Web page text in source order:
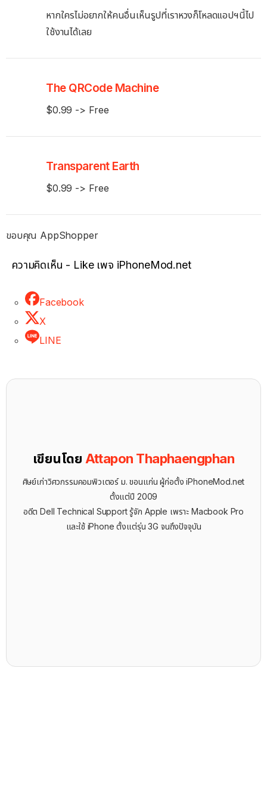
หากใครไม่อยากให้คนอื่นเห็นรูปที่เราหวงก็โหลดแอปฯนี้ไป
ใช้งานได้เลย
The QRCode Machine
$0.99 -> Free
Transparent Earth
$0.99 -> Free
ขอบคุณ AppShopper
ความคิดเห็น - Like เพจ iPhoneMod.net
Facebook
X
LINE
เขียนโดย Attapon Thaphaengphan
ศิษย์เก่าวิศวกรรมคอมพิวเตอร์ ม. ขอนแก่น ผู้ก่อตั้ง iPhoneMod.net
ตั้งแต่ปี 2009
อดีต Dell Technical Support รู้จัก ​Apple เพราะ Macbook Pro
และใช้ iPhone ตั้งแต่รุ่น 3G จนถึงปัจจุบัน